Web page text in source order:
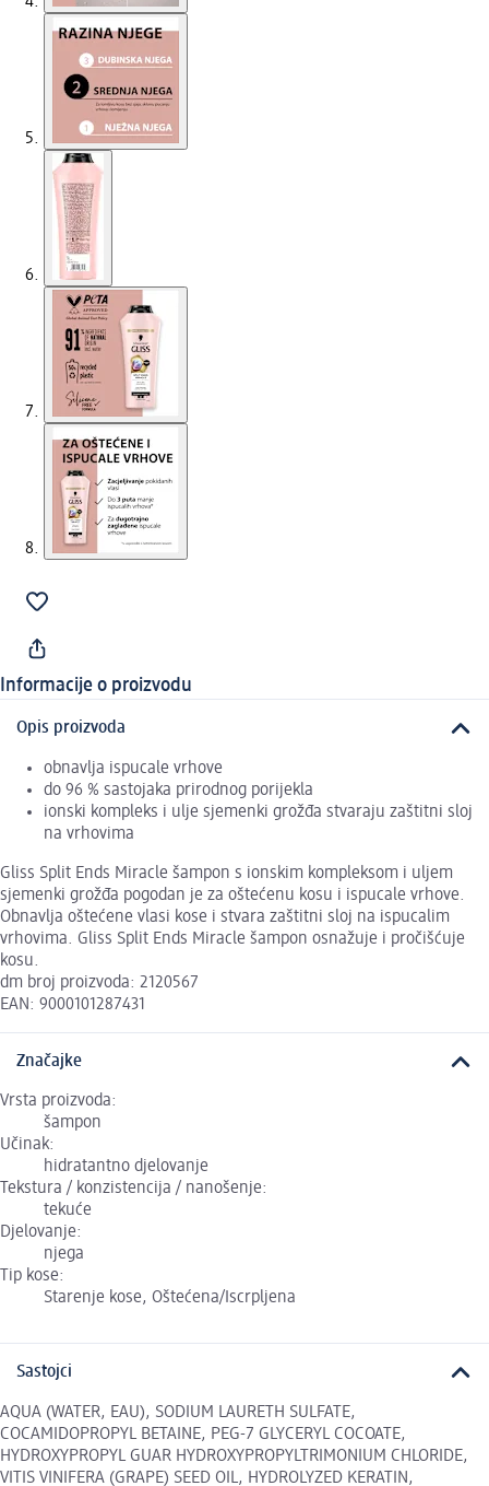
Informacije o proizvodu
Opis proizvoda
obnavlja ispucale vrhove
do 96 % sastojaka prirodnog porijekla
ionski kompleks i ulje sjemenki grožđa stvaraju zaštitni sloj
na vrhovima
Gliss Split Ends Miracle šampon s ionskim kompleksom i uljem
sjemenki grožđa pogodan je za oštećenu kosu i ispucale vrhove.
Obnavlja oštećene vlasi kose i stvara zaštitni sloj na ispucalim
vrhovima. Gliss Split Ends Miracle šampon osnažuje i pročišćuje
kosu.
dm broj proizvoda: 2120567
EAN: 9000101287431
Značajke
Vrsta proizvoda:
šampon
Učinak:
hidratantno djelovanje
Tekstura / konzistencija / nanošenje:
tekuće
Djelovanje:
njega
Tip kose:
Starenje kose, Oštećena/Iscrpljena
Sastojci
AQUA (WATER, EAU), SODIUM LAURETH SULFATE,
COCAMIDOPROPYL BETAINE, PEG-7 GLYCERYL COCOATE,
HYDROXYPROPYL GUAR HYDROXYPROPYLTRIMONIUM CHLORIDE,
VITIS VINIFERA (GRAPE) SEED OIL, HYDROLYZED KERATIN,